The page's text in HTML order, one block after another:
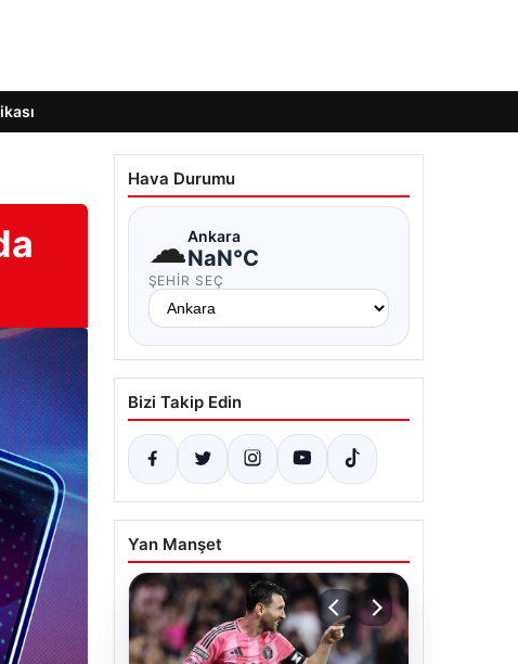
Hava Durumu
☁Ankara
NaN°C
ŞEHIR SEÇ
Bizi Takip Edin
Yan Manşet